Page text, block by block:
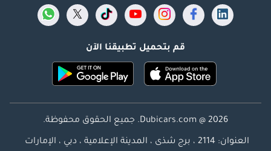
قم بتحميل تطبيقنا الآن
Dubicars.com @ 2026. جميع الحقوق محفوظة.
العنوان: 2114 ، برج شذى ، المدينة الإعلامية ، دبي ، الإمارات